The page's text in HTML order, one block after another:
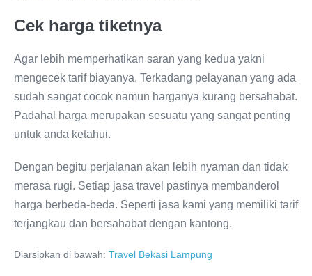
Cek harga tiketnya
Agar lebih memperhatikan saran yang kedua yakni
mengecek tarif biayanya. Terkadang pelayanan yang ada
sudah sangat cocok namun harganya kurang bersahabat.
Padahal harga merupakan sesuatu yang sangat penting
untuk anda ketahui.
Dengan begitu perjalanan akan lebih nyaman dan tidak
merasa rugi. Setiap jasa travel pastinya membanderol
harga berbeda-beda. Seperti jasa kami yang memiliki tarif
terjangkau dan bersahabat dengan kantong.
Diarsipkan di bawah: Travel Bekasi Lampung